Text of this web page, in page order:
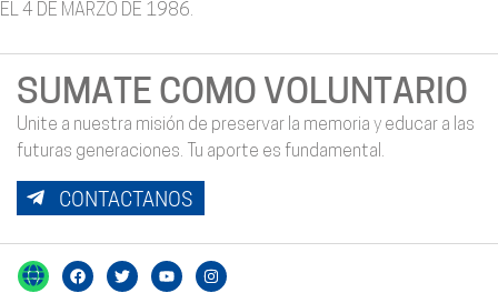
EL 4 DE MARZO DE 1986.
SUMATE COMO VOLUNTARIO
Unite a nuestra misión de preservar la memoria y educar a las
futuras generaciones. Tu aporte es fundamental.
CONTACTANOS